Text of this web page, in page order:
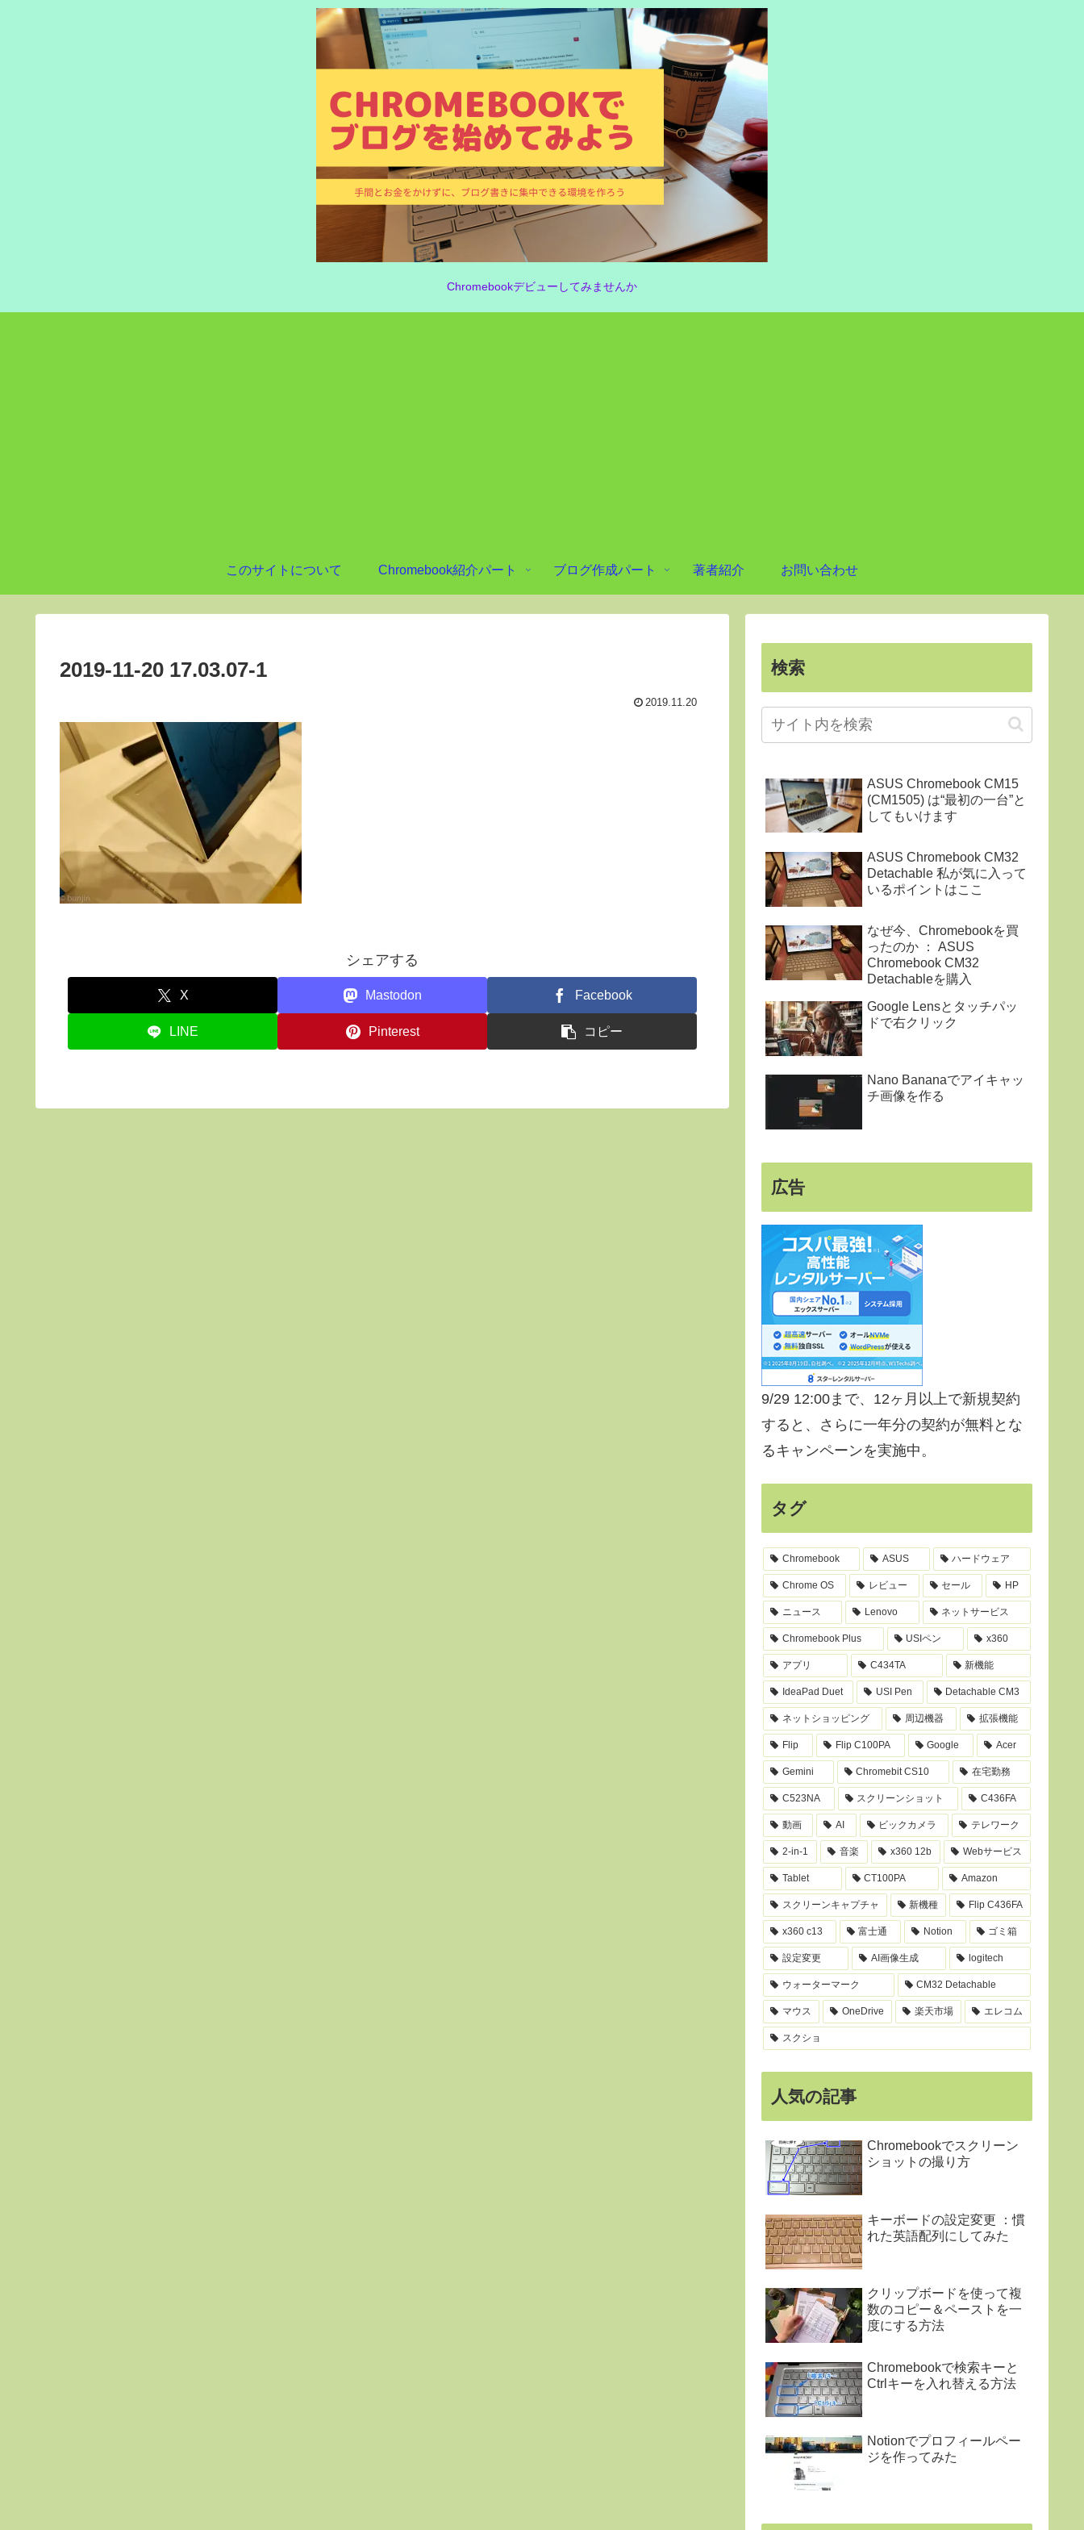
Chromebookデビューしてみませんか
このサイトについて Chromebook紹介パート ブログ作成パート 著者紹介 お問い合わせ
2019-11-20 17.03.07-1
2019.11.20
シェアする
X Mastodon Facebook
LINE Pinterest コピー
検索
ASUS Chromebook CM15
(CM1505) は“最初の一台”と
してもいけます
ASUS Chromebook CM32
Detachable 私が気に入って
いるポイントはここ
なぜ今、Chromebookを買
ったのか ： ASUS
Chromebook CM32
Detachableを購入
Google Lensとタッチパッ
ドで右クリック
Nano Bananaでアイキャッ
チ画像を作る
広告
9/29 12:00まで、12ヶ月以上で新規契約
すると、さらに一年分の契約が無料とな
るキャンペーンを実施中。
タグ
Chromebook ASUS ハードウェア
Chrome OS レビュー セール HP
ニュース Lenovo ネットサービス
Chromebook Plus USIペン x360
アプリ C434TA 新機能
IdeaPad Duet USI Pen Detachable CM3
ネットショッピング 周辺機器 拡張機能
Flip Flip C100PA Google Acer
Gemini Chromebit CS10 在宅勤務
C523NA スクリーンショット C436FA
動画 AI ビックカメラ テレワーク
2-in-1 音楽 x360 12b Webサービス
Tablet CT100PA Amazon
スクリーンキャプチャ 新機種 Flip C436FA
x360 c13 富士通 Notion ゴミ箱
設定変更 AI画像生成 logitech
ウォーターマーク CM32 Detachable
マウス OneDrive 楽天市場 エレコム
スクショ
人気の記事
Chromebookでスクリーン
ショットの撮り方
キーボードの設定変更 ：慣
れた英語配列にしてみた
クリップボードを使って複
数のコピー＆ペーストを一
度にする方法
Chromebookで検索キーと
Ctrlキーを入れ替える方法
Notionでプロフィールペー
ジを作ってみた